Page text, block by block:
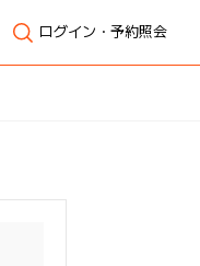
ログイン・予約照会